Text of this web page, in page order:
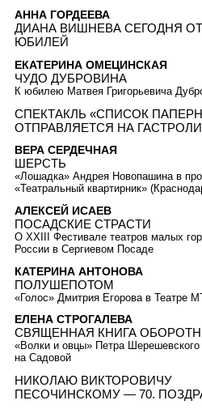
АННА ГОРДЕЕВА
ДИАНА ВИШНЕВА СЕГОДНЯ
ЮБИЛЕЙ
ЕКАТЕРИНА ОМЕЦИНСКАЯ
ЧУДО ДУБРОВИНА
К юбилею Матвея Григорьевича
СПЕКТАКЛЬ «СПИСОК
ОТПРАВЛЯЕТСЯ НА ГАСТРОЛИ
ВЕРА СЕРДЕЧНАЯ
ШЕРСТЬ
«Лошадка» Андрея Новопашина в
«Театральный квартирник»
АЛЕКСЕЙ ИСАЕВ
ПОСАДСКИЕ СТРАСТИ
О XXIII Фестивале театров малых
России в Сергиевом Посаде
КАТЕРИНА АНТОНОВА
ПОЛУШЕПОТОМ
«Голос» Дмитрия Егорова в Театре
ЕЛЕНА СТРОГАЛЕВА
СВЯЩЕННАЯ КНИГА
«Волки и овцы» Петра Шерешевского
на Садовой
НИКОЛАЮ ВИКТОРОВИЧУ
ПЕСОЧИНСКОМУ — 70.